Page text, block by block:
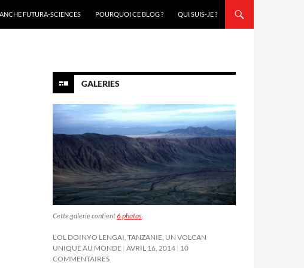
FUTURA-SCIENCES
POURQUOI CE BLOG ? QUI SUIS-JE ?
GALERIES
Cette galerie contient6 photos.
L’OL DOINYO LENGAI, TANZANIE, UN VOLCAN
UNIQUE AU MONDE AVRIL 16, 2014 10
COMMENTAIRES